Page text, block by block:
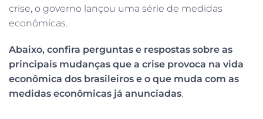
crise, o governo lançou uma série de medidas
econômicas.
Abaixo, confira perguntas e respostas sobre as
principais mudanças que a crise provoca na vida
econômica dos brasileiros e o que muda com as
medidas econômicas já anunciadas.